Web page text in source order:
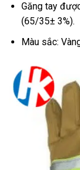
Găng tay
(65/35± 3%).
Màu sắc: